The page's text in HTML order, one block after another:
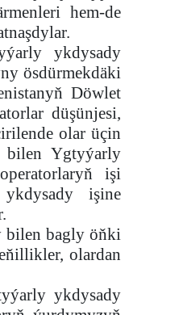
hem-de
ykdysady
ösdürmekdäki
Döwlet
düşünjesi,
olar üçin
bilen Ygtyýarly
işi
işine
bilen bagly öňki
olardan
ykdysady